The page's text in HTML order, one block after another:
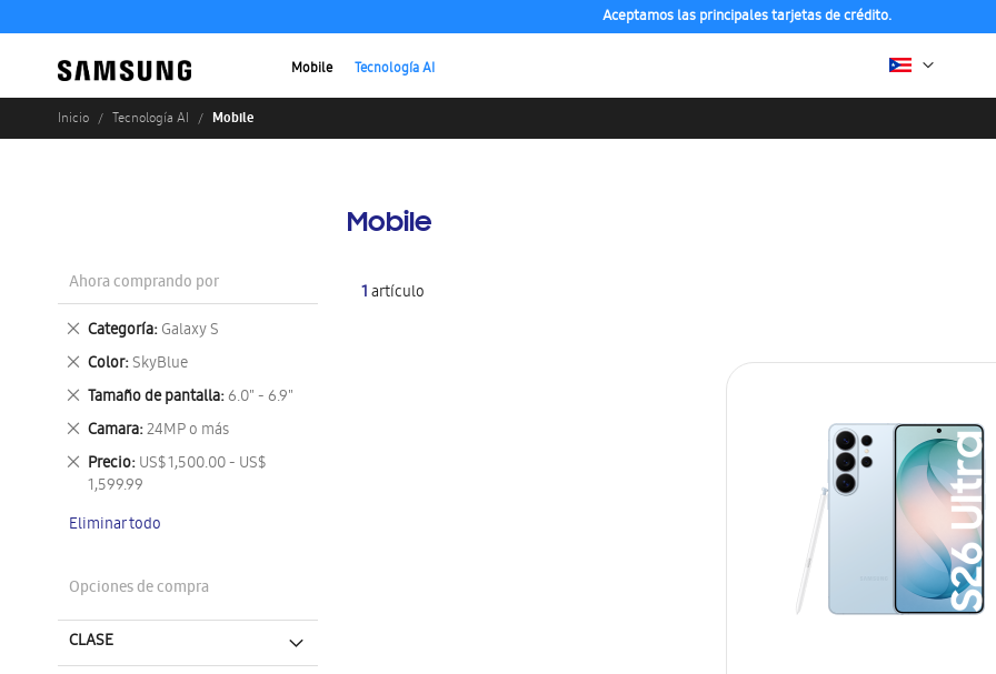
Aceptamos las principales tarjetas de crédito.
Mobile Tecnología AI
Inicio Tecnología AI Mobile
Mobile
1artículo
Ahora comprando por
Categoría Galaxy S
Eliminar
este
artículo
Color SkyBlue
Eliminar
este
artículo
Tamaño de pantalla 6.0" - 6.9"
Eliminar
este
artículo
Camara 24MP o más
Eliminar
este
artículo
Precio US$ 1,500.00 - US$
1,599.99
Eliminar
este
Eliminar todo
Opciones de compra
CLASE